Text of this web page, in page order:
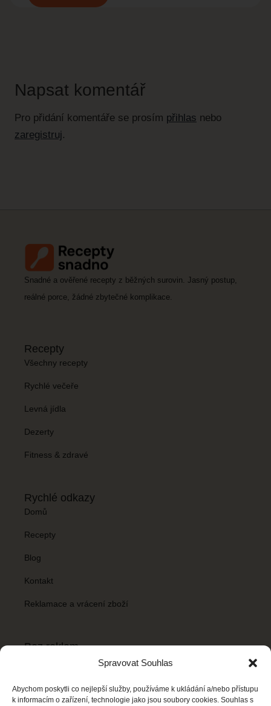
Spravovat Souhlas
Abychom poskytli co nejlepší služby, používáme k ukládání a/nebo přístupu
k informacím o zařízení, technologie jako jsou soubory cookies. Souhlas s
Napsat komentář
Pro přidání komentáře se prosím přihlas nebo
zaregistruj.
Snadné a ověřené recepty z běžných surovin. Jasný postup,
reálné porce, žádné zbytečné komplikace.
Recepty
Všechny recepty
Rychlé večeře
Levná jídla
Dezerty
Fitness & zdravé
Rychlé odkazy
Domů
Recepty
Blog
Kontakt
Reklamace a vrácení zboží
Bez reklam
Chceš mít Recepty snadno bez reklamních banerů? Stačí si